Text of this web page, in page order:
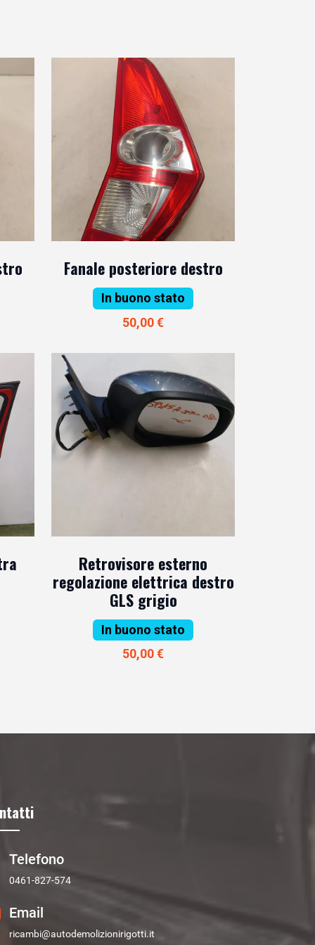
Fanale posteriore destro
In buono stato
50,00 €
Retrovisore esterno
regolazione elettrica destro
GLS grigio
In buono stato
50,00 €
Telefono
0461-827-574
Email
ricambi@autodemolizionirigotti.it